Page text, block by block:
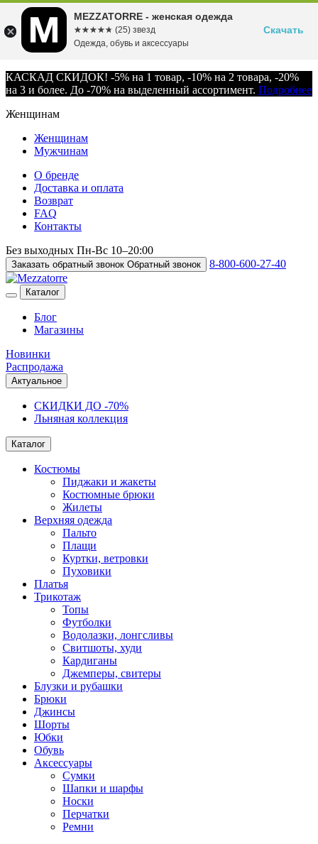
КАСКАД СКИДОК! -5% на 1 товар, -10% на 2 товара, -20%
на 3 и более. До -70% на выделенный ассортимент. Подробнее
Женщинам
Женщинам
Мужчинам
О бренде
Доставка и оплата
Возврат
FAQ
Контакты
Без выходных Пн-Вс 10–20:00
Заказать обратный звонок Обратный звонок 8-800-600-27-40
Каталог
Блог
Магазины
Новинки
Распродажа
Актуальное
СКИДКИ ДО -70%
Льняная коллекция
Каталог
Костюмы
Пиджаки и жакеты
Костюмные брюки
Жилеты
Верхняя одежда
Пальто
Плащи
Куртки, ветровки
Пуховики
Платья
Трикотаж
Топы
Футболки
Водолазки, лонгсливы
Свитшоты, худи
Кардиганы
Джемперы, свитеры
Блузки и рубашки
Брюки
Джинсы
Шорты
Юбки
Обувь
Аксессуары
Сумки
Шапки и шарфы
Носки
Перчатки
Ремни
MEZZATORRE - женская одежда
☆☆☆☆☆
★★★★★ (25) звезд
Одежда, обувь и аксессуары
Скачать